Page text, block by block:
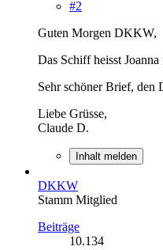
#2
Guten Morgen DKKW,
Das Schiff heisst
Sehr schöner Brief, den
Liebe Grüsse,
Claude D.
Inhalt melden
DKKW
Stamm Mitglied
Beiträge
10.134